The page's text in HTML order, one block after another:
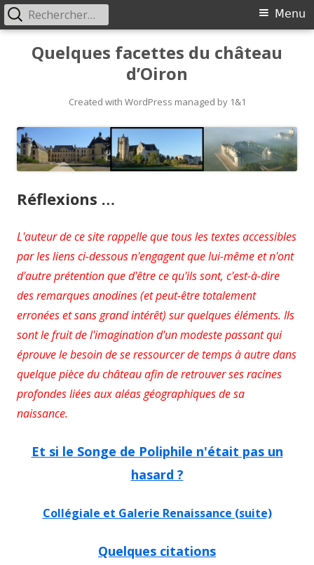
Quelques facettes du château
d’Oiron
Created with WordPress managed by 1&1
Primary
Menu
Menu
Rechercher :
Réflexions …
L'auteur de ce site rappelle que tous les textes accessibles
par les liens ci-dessous n'engagent que lui-même et n'ont
d'autre prétention que d'être ce qu'ils sont, c'est-à-dire
des remarques anodines (et peut-être totalement
erronées et sans grand intérêt) sur quelques éléments. Ils
sont le fruit de l'imagination d'un modeste passant qui
éprouve le besoin de se ressourcer de temps à autre dans
quelque pièce du château afin de retrouver ses racines
profondes liées aux aléas géographiques de sa
naissance.
Et si le Songe de Poliphile n'était pas un
hasard ?
Collégiale et Galerie Renaissance (suite)
Quelques citations